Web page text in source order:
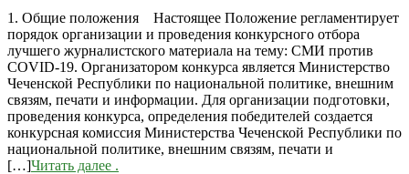
1. Общие положения Настоящее Положение регламентирует
порядок организации и проведения конкурсного отбора
лучшего журналистского материала на тему: СМИ против
COVID-19. Организатором конкурса является Министерство
Чеченской Республики по национальной политике, внешним
связям, печати и информации. Для организации подготовки,
проведения конкурса, определения победителей создается
конкурсная комиссия Министерства Чеченской Республики по
национальной политике, внешним связям, печати и
[…]Читать далее .